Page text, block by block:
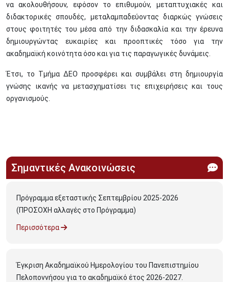
να ακολουθήσουν, εφόσον το επιθυμούν, μεταπτυχιακές και
διδακτορικές σπουδές, μεταλαμπαδεύοντας διαρκώς γνώσεις
στους φοιτητές του μέσα από την διδασκαλία και την έρευνα
δημιουργώντας ευκαιρίες και προοπτικές τόσο για την
ακαδημαϊκή κοινότητα όσο και για τις παραγωγικές δυνάμεις.
Έτσι, το Τμήμα ΔΕΟ προσφέρει και συμβάλει στη δημιουργία
γνώσης ικανής να μετασχηματίσει τις επιχειρήσεις και τους
οργανισμούς.
Σημαντικές Ανακοινώσεις
Πρόγραμμα εξεταστικής Σεπτεμβρίου 2025-2026
(ΠΡΟΣΟΧΗ αλλαγές στο Πρόγραμμα)
Περισσότερα
Έγκριση Ακαδημαϊκού Ημερολογίου του Πανεπιστημίου
Πελοποννήσου για το ακαδημαϊκό έτος 2026-2027.